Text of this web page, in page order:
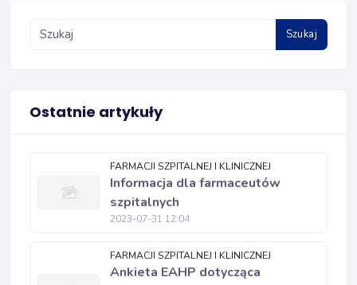
Szukaj
Ostatnie artykuły
FARMACJI SZPITALNEJ I KLINICZNEJ
Informacja dla farmaceutów
szpitalnych
2023-07-31 12:04
FARMACJI SZPITALNEJ I KLINICZNEJ
Ankieta EAHP dotycząca